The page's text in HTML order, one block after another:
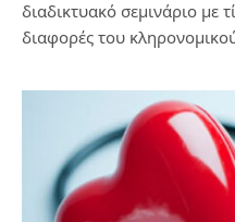
διαδικτυακό σεμινάριο με
διαφορές του